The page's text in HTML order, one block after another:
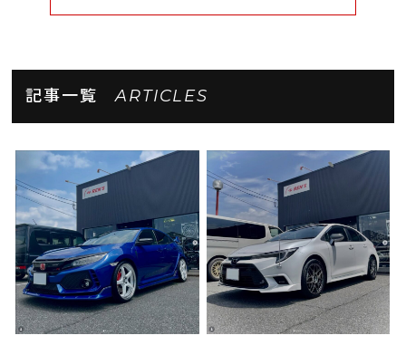
記事一覧 ARTICLES